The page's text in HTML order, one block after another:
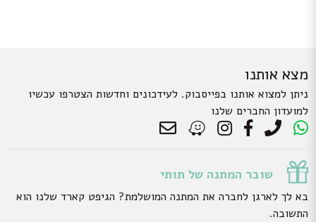
מצא אותנו
ניתן למצוא אותנו בפייסבוק. לעידכונים וחדשות הצטרפו עכשיו
למועדון החברים שלנו
שובר המתנה של תותי
בא לך לארגן לחברה את המתנה המושלמת? הגיפט קארד שלנו הוא
התשובה.